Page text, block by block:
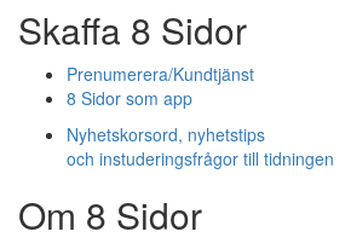
Skaffa 8 Sidor
Prenumerera/Kundtjänst
8 Sidor som app
Nyhetskorsord, nyhetstips
och instuderingsfrågor till tidningen
Om 8 Sidor